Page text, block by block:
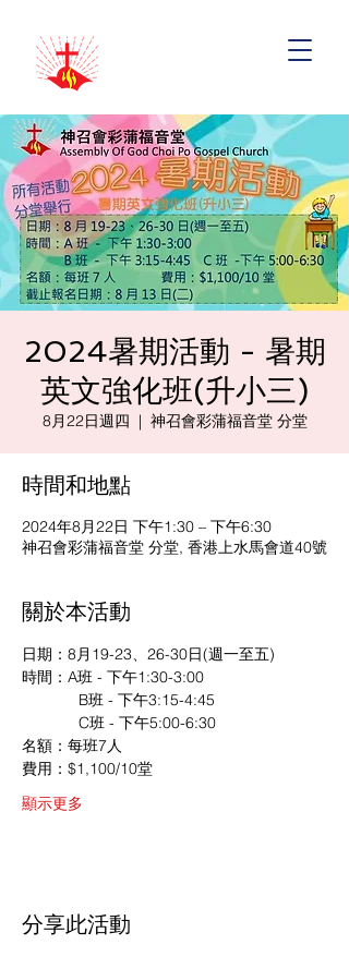
2024暑期活動 - 暑期
英文強化班(升小三)
8月22日週四
  |
神召會彩蒲福音堂 分堂
時間和地點
2024年8月22日 下午1:30 – 下午6:30
神召會彩蒲福音堂 分堂, 香港上水馬會道40號
關於本活動
日期：8月19-23、26-30日(週一至五)
時間：A班 - 下午1:30-3:00
B班 - 下午3:15-4:45
C班 - 下午5:00-6:30
名額：每班7人
費用：$1,100/10堂
顯示更多
分享此活動